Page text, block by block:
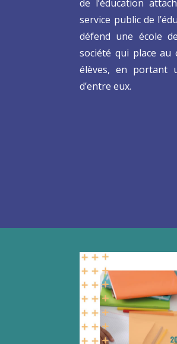
de l’éducation
service public de
défend une école
société qui place
élèves, en portant
d’entre eux.